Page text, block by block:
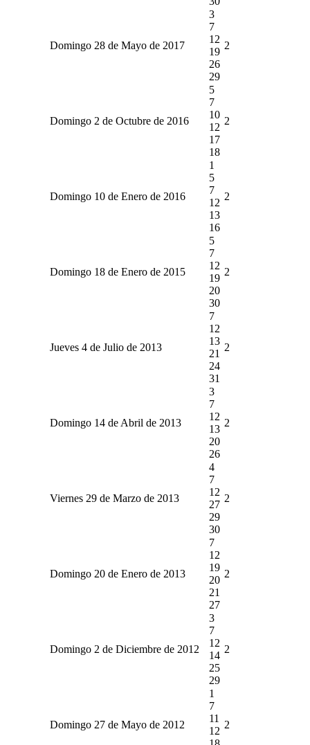
Domingo 28 de Mayo de 2017
3
7
12
19
26
29
2
Domingo 2 de Octubre de 2016
5
7
10
12
17
18
2
Domingo 10 de Enero de 2016
1
5
7
12
13
16
2
Domingo 18 de Enero de 2015
5
7
12
19
20
30
2
Jueves 4 de Julio de 2013
7
12
13
21
24
31
2
Domingo 14 de Abril de 2013
3
7
12
13
20
26
2
Viernes 29 de Marzo de 2013
4
7
12
27
29
30
2
Domingo 20 de Enero de 2013
7
12
19
20
21
27
2
Domingo 2 de Diciembre de 2012
3
7
12
14
25
29
2
Domingo 27 de Mayo de 2012
1
7
11
12
2